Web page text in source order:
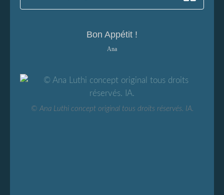
Bon Appétit !
Ana
© Ana Luthi concept original tous droits réservés. IA.